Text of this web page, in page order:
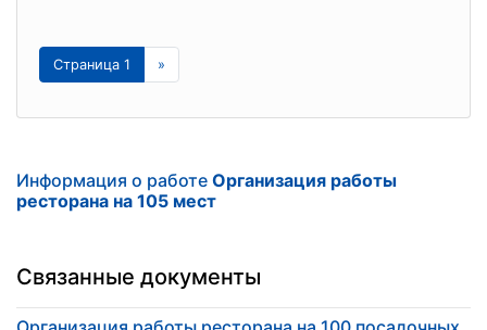
Страница 1 »
Информация о работе Организация работы
ресторана на 105 мест
Связанные документы